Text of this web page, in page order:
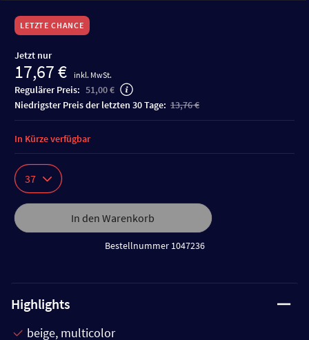
LETZTE CHANCE
Jetzt nur
17,67 € inkl. MwSt.
Regulärer Preis: 51,00 €
niedrigster Preis der letzten 30 Tage: 13,76 €
37
In den Warenkorb
Bestellnummer 1047236
In Kürze verfügbar
Highlights
beige, multicolor